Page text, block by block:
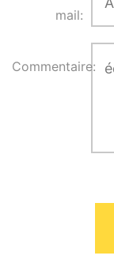
mail:
Commentaire: